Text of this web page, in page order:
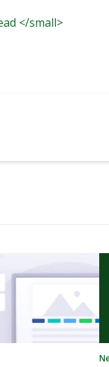
</small>